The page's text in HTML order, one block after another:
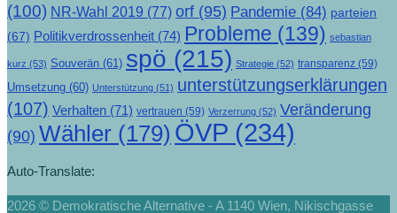
(100) NR-Wahl 2019 (77) orf (95) Pandemie (84) parteien
(67) Politikverdrossenheit (74) Probleme (139) sebastian
kurz (53) Souverän (61) spö (215) Strategie (52) transparenz (59)
Umsetzung (60) Unterstützung (51) unterstützungserklärungen
(107) Verhalten (71) vertrauen (59) Verzerrung (52) Veränderung
(90) Wähler (179) ÖVP (234)
Auto-Translate:
2026 © Demokratische Alternative - A 1140 Wien, Nikischgasse